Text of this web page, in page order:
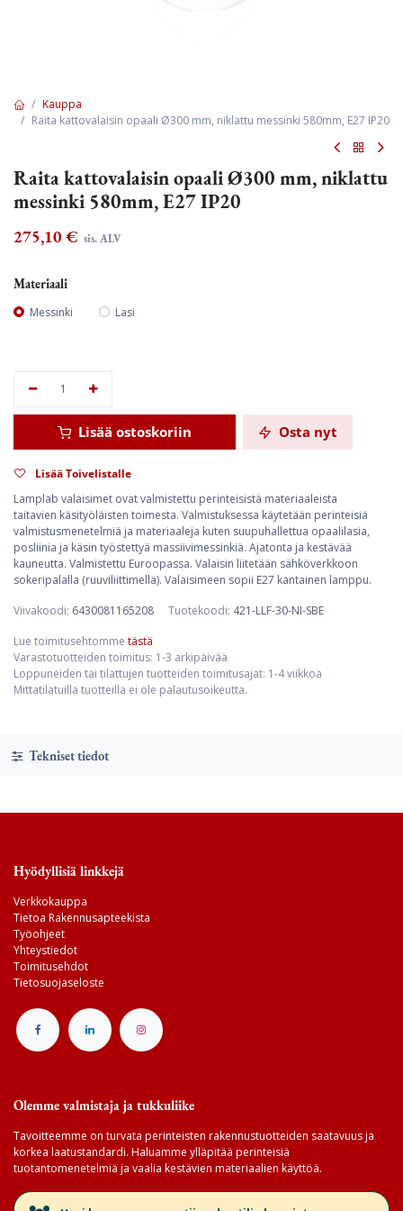
Kauppa
Raita kattovalaisin opaali Ø300 mm, niklattu messinki 580mm, E27 IP20
Raita kattovalaisin opaali Ø300 mm, niklattu
messinki 580mm, E27 IP20
275,10 € sis. ALV
Materiaali
Messinki Lasi
Lisää ostoskoriin Osta nyt
Lisää Toivelistalle
Lamplab valaisimet ovat valmistettu perinteisistä materiaaleista
taitavien käsityöläisten toimesta. Valmistuksessa käytetään perinteisiä
valmistusmenetelmiä ja materiaaleja kuten suupuhallettua opaalilasia,
posliinia ja käsin työstettyä massiivimessinkiä. Ajatonta ja kestävää
kauneutta. Valmistettu Euroopassa. Valaisin liitetään sähköverkkoon
sokeripalalla (ruuviliittimellä). Valaisimeen sopii E27 kantainen lamppu.
Viivakoodi: 6430081165208 Tuotekoodi: 421-LLF-30-NI-SBE
Lue toimitusehtomme tästä
Varastotuotteiden toimitus: 1-3 arkipäivää
Loppuneiden tai tilattujen tuotteiden toimitusajat: 1-4 viikkoa
Mittatilatuilla tuotteilla ei ole palautusoikeutta.
Tekniset tiedot
Hyödyllisiä linkkejä
Verkkokauppa
Tietoa Rakennusapteekista
Työohjeet
Yhteystiedot
Toimitusehdot
Tietosuojaseloste
Olemme valmistaja ja tukkuliike
Tavoitteemme on turvata perinteisten rakennustuotteiden saatavuus ja
korkea laatustandardi. Haluamme ylläpitää perinteisiä
tuotantomenetelmiä ja vaalia kestävien materiaalien käyttöä.